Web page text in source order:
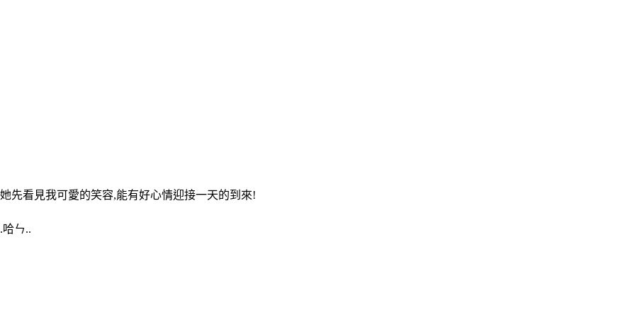
先看見我可愛的笑容,能有好心情迎接一天的到來!
ㄣ..